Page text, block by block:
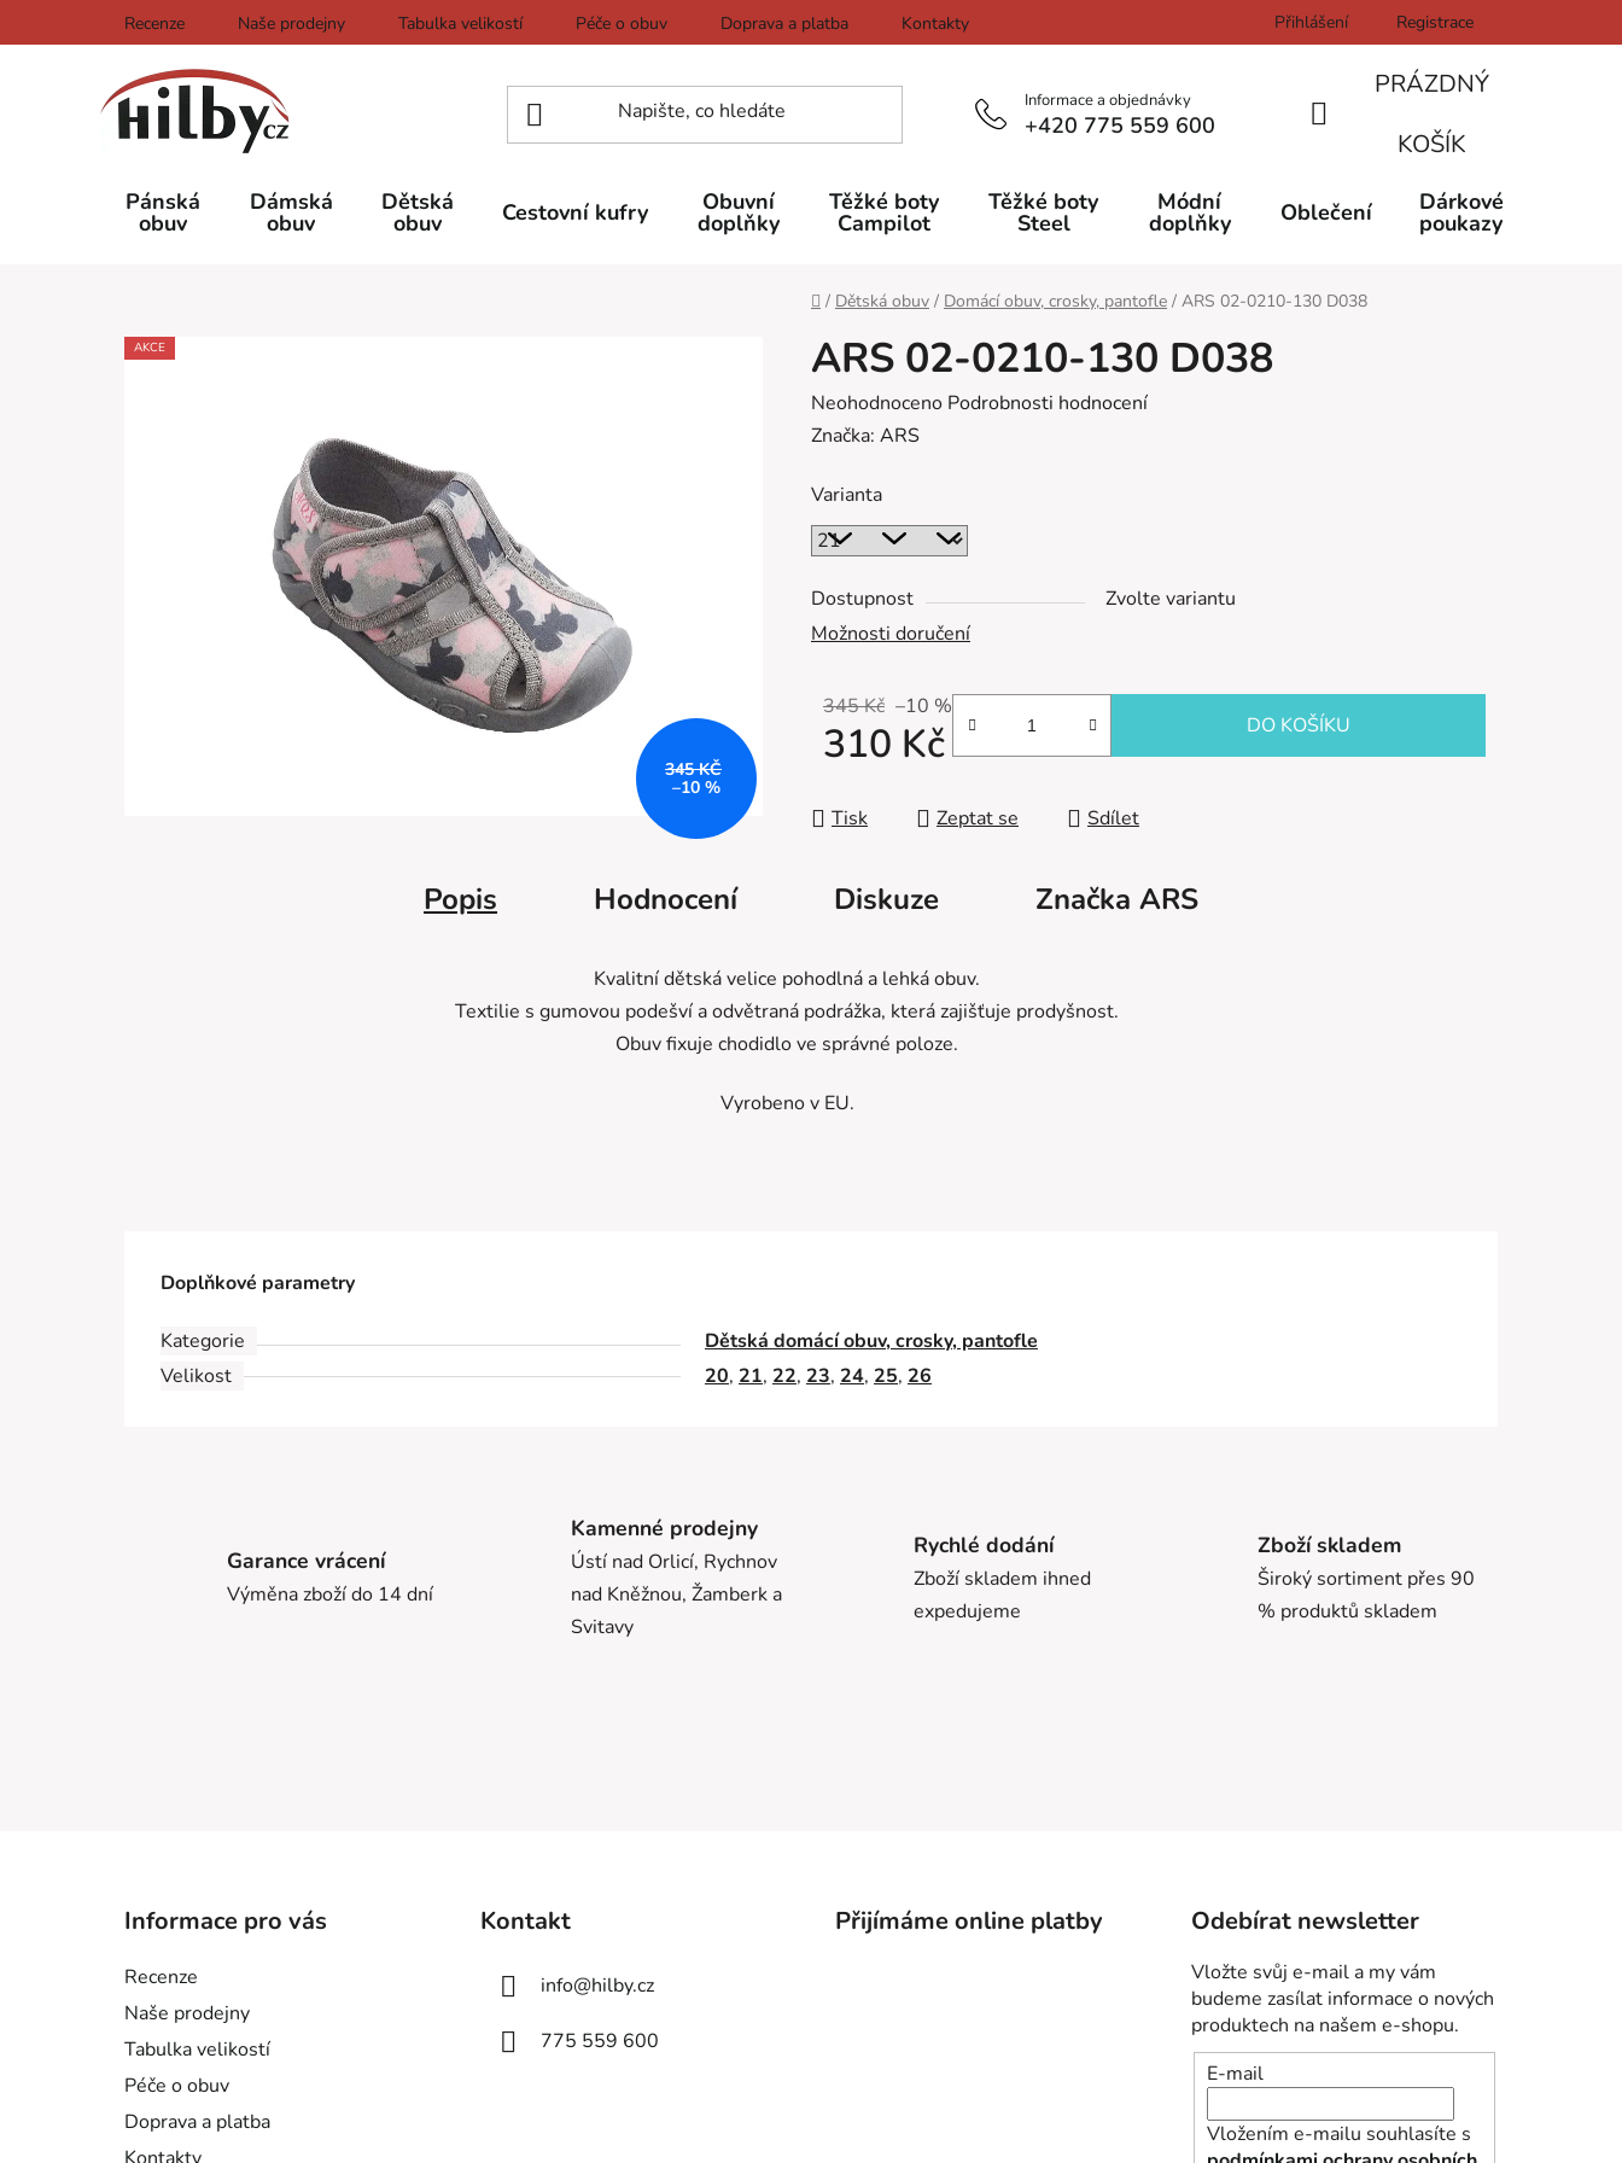
na
Recenze Naše prodejny Tabulka velikostí Péče o obuv Doprava a platba Kontakty Přihlášení Registrace
Informace a objednávky
+420 775 559 600
NÁKUPNÍ
KOŠÍK
PRÁZDNÝ
KOŠÍK
Pánská
obuv
Dámská
obuv
Dětská
obuv Cestovní kufry Obuvní
doplňky
Těžké boty
Campilot
Těžké boty
Steel
Módní
doplňky Oblečení Dárkové
poukazy
Domů
/ Dětská obuv / Domácí obuv, crosky, pantofle / ARS 02-0210-130 D038
ARS 02-0210-130 D038
Průměrné
hodnocení
je
0,0
z
5
hvězdiček.
Neohodnoceno Podrobnosti hodnocení
Značka: ARS
Varianta
Dostupnost
Zvolte variantu
Možnosti doručení
345 Kč –10 %
310 Kč DO KOŠÍKU
Tisk Zeptat se Sdílet
AKCE
345 KČ
–10 %
Popis Hodnocení Diskuze Značka ARS
Kvalitní dětská velice pohodlná a lehká obuv.
Textilie s gumovou podešví a odvětraná podrážka, která zajišťuje prodyšnost.
Obuv fixuje chodidlo ve správné poloze.
Vyrobeno v EU.
Doplňkové parametry
Kategorie
Dětská domácí obuv, crosky, pantofle
Velikost
20, 21, 22, 23, 24, 25, 26
Garance vrácení
Výměna zboží do 14 dní
Kamenné prodejny
Ústí nad Orlicí, Rychnov
nad Kněžnou, Žamberk a
Svitavy
Rychlé dodání
Zboží skladem ihned
expedujeme
Zboží skladem
Široký sortiment přes 90
% produktů skladem
Informace pro vás
Recenze
Naše prodejny
Tabulka velikostí
Péče o obuv
Doprava a platba
Kontakt
info@hilby.cz
775 559 600
Přijímáme online platby Odebírat newsletter
Vložte svůj e-mail a my vám
budeme zasílat informace o nových
produktech na našem e-shopu.
E-mail
Vložením e-mailu souhlasíte s